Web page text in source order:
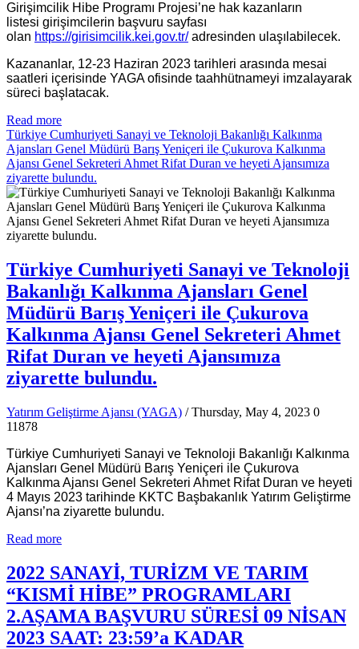
Girişimcilik Hibe Programı Projesi’ne hak kazanların
listesi girişimcilerin başvuru sayfası
olan https://girisimcilik.kei.gov.tr/adresinden ulaşılabilecek.
Kazananlar, 12-23 Haziran 2023 tarihleri arasında mesai
saatleri içerisinde YAGA ofisinde taahhütnameyi imzalayarak
süreci başlatacak.
Read more
Türkiye Cumhuriyeti Sanayi ve Teknoloji Bakanlığı Kalkınma
Ajansları Genel Müdürü Barış Yeniçeri ile Çukurova Kalkınma
Ajansı Genel Sekreteri Ahmet Rifat Duran ve heyeti Ajansımıza
ziyarette bulundu.
Türkiye Cumhuriyeti Sanayi ve Teknoloji
Bakanlığı Kalkınma Ajansları Genel
Müdürü Barış Yeniçeri ile Çukurova
Kalkınma Ajansı Genel Sekreteri Ahmet
Rifat Duran ve heyeti Ajansımıza
ziyarette bulundu.
Yatırım Geliştirme Ajansı (YAGA) / Thursday, May 4, 2023 0
11878
Türkiye Cumhuriyeti Sanayi ve Teknoloji Bakanlığı Kalkınma
Ajansları Genel Müdürü Barış Yeniçeri ile Çukurova
Kalkınma Ajansı Genel Sekreteri Ahmet Rifat Duran ve heyeti
4 Mayıs 2023 tarihinde KKTC Başbakanlık Yatırım Geliştirme
Ajansı’na ziyarette bulundu.
Read more
2022 SANAYİ, TURİZM VE TARIM
“KISMİ HİBE” PROGRAMLARI
2.AŞAMA BAŞVURU SÜRESİ 09 NİSAN
2023 SAAT: 23:59’a KADAR